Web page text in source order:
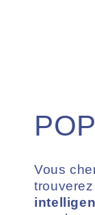
C
o
l
Vous